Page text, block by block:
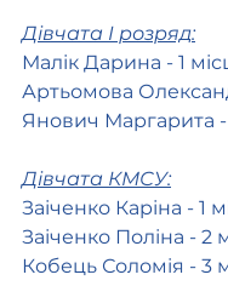
Дівчата І розряд:
Малік Дарина - 1
Артьомова
Янович Маргарита -
Дівчата КМСУ:
Заіченко Каріна - 1
Заіченко Поліна - 2
Кобець Соломія - 3